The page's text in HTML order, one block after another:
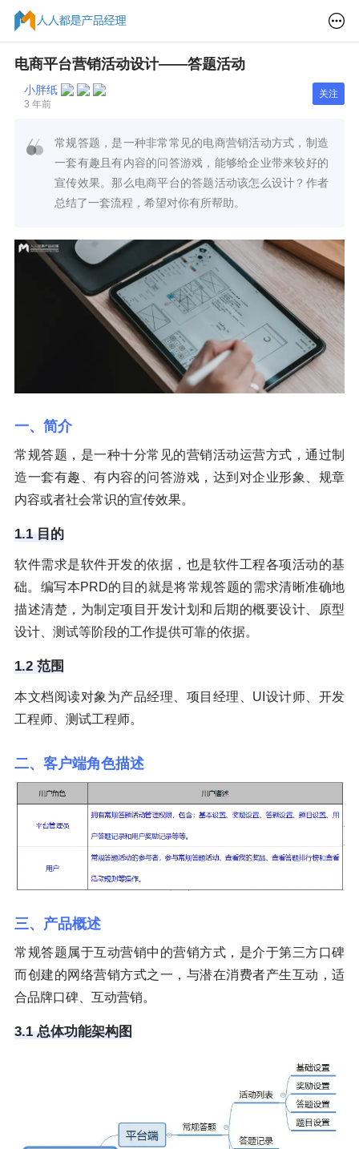
电商平台营销活动设计——答题活动
小胖纸
3 年前
关注
常规答题，是一种非常常见的电商营销活动方式，制造
一套有趣且有内容的问答游戏，能够给企业带来较好的
宣传效果。那么电商平台的答题活动该怎么设计？作者
总结了一套流程，希望对你有所帮助。
一、简介
常规答题，是一种十分常见的营销活动运营方式，通过制
造一套有趣、有内容的问答游戏，达到对企业形象、规章
内容或者社会常识的宣传效果。
1.1 目的
软件需求是软件开发的依据，也是软件工程各项活动的基
础。编写本PRD的目的就是将常规答题的需求清晰准确地
描述清楚，为制定项目开发计划和后期的概要设计、原型
设计、测试等阶段的工作提供可靠的依据。
1.2 范围
本文档阅读对象为产品经理、项目经理、UI设计师、开发
工程师、测试工程师。
二、客户端角色描述
三、产品概述
常规答题属于互动营销中的营销方式，是介于第三方口碑
而创建的网络营销方式之一，与潜在消费者产生互动，适
合品牌口碑、互动营销。
3.1 总体功能架构图